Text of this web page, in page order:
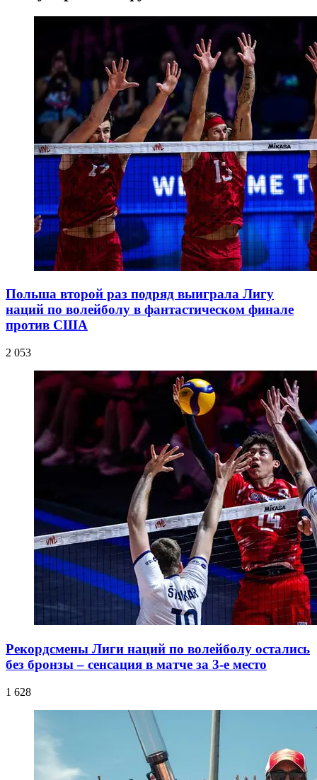
Польша второй раз подряд выиграла Лигу
наций по волейболу в фантастическом финале
против США
2 053
Рекордсмены Лиги наций по волейболу остались
без бронзы – сенсация в матче за 3-е место
1 628